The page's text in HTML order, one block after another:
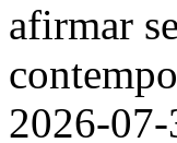
afirmar
2026-